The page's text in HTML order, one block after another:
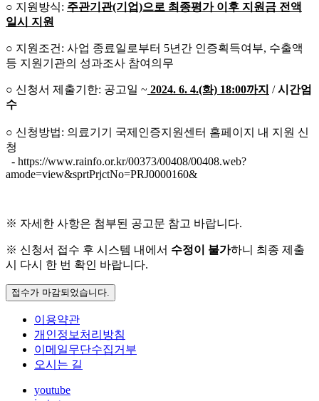
○ 지원방식: 주관기관(기업)으로 최종평가 이후 지원금 전액
일시
지원
○ 지원조건: 사업 종료일로부터 5년간 인증획득여부, 수출액
등 지원기관의 성과조사 참여의무
○ 신청서 제출기한: 공고일 ~ 2024. 6. 4.(화) 18:00까지 /시간엄
수
○ 신청방법: 의료기기 국제인증지원센터 홈페이지 내 지원 신
청
- https://www.rainfo.or.kr/00373/00408/00408.web?
amode=view&sprtPrjctNo=PRJ0000160&
※ 자세한 사항은 첨부된 공고문 참고 바랍니다.
※ 신청서 접수 후 시스템 내에서 수정이 불가하니 최종 제출
시 다시 한 번 확인 바랍니다.
접수가 마감되었습니다.
이용약관
개인정보처리방침
이메일무단수집거부
오시는 길
youtube